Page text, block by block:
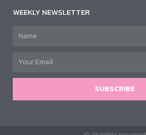
WEEKLY NEWSLETTER
SUBSCRIBE